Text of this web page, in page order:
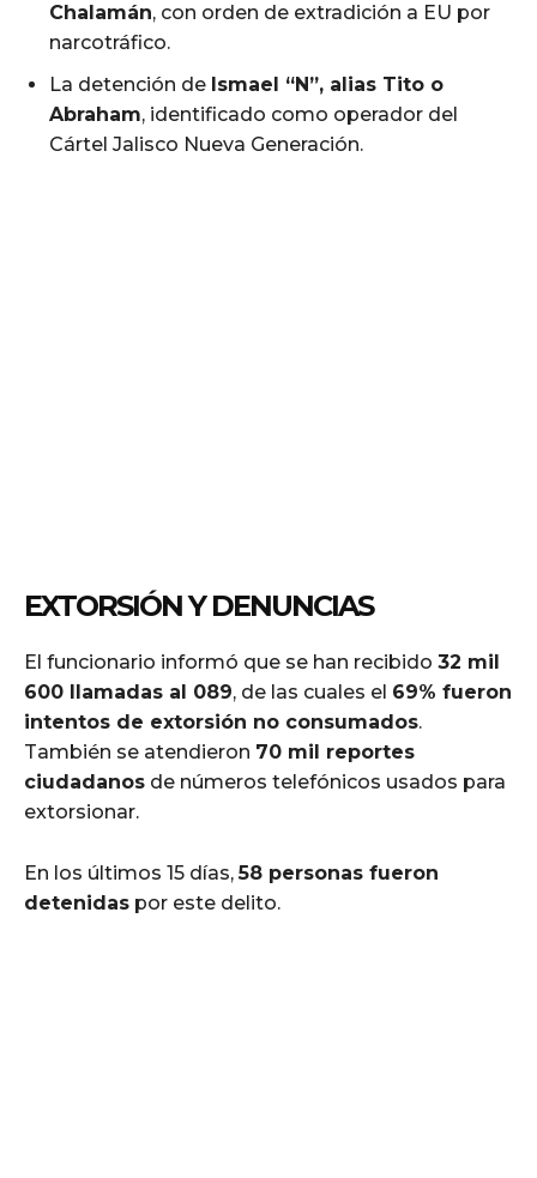
Chalamán, con orden de extradición a EU por
narcotráfico.
La detención de Ismael “N”, alias Tito o
Abraham, identificado como operador del
Cártel Jalisco Nueva Generación.
EXTORSIÓN Y DENUNCIAS
El funcionario informó que se han recibido 32 mil
600 llamadas al 089, de las cuales el 69% fueron
intentos de extorsión no consumados.
También se atendieron 70 mil reportes
ciudadanos de números telefónicos usados para
extorsionar.
En los últimos 15 días,58 personas fueron
detenidas por este delito.